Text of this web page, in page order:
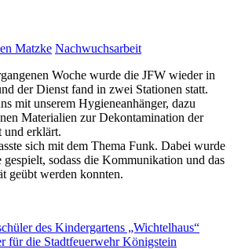
Matzke Nachwuchsarbeit
Woche wurde die JFW wieder in
der Dienst fand in zwei Stationen statt.
mit unserem Hygieneanhänger, dazu
Materialien zur Dekontamination der
und erklärt.
sich mit dem Thema Funk. Dabei wurde
sodass die Kommunikation und das
geübt werden konnten.
des Kindergartens „Wichtelhaus“
für die Stadtfeuerwehr Königstein